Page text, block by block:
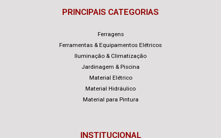
PRINCIPAIS CATEGORIAS
Ferragens
Ferramentas & Equipamentos Elétricos
Iluminação & Climatização
Jardinagem & Piscina
Material Elétrico
Material Hidráulico
Material para Pintura
INSTITUCIONAL